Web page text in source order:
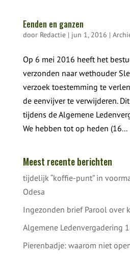
Eenden en ganzen
door Redactie| jun 1, 2016 |
Op 6 mei 2016 heeft het
verzonden naar wethouder
verzoek toestemming te
de eenvijver te verwijderen.
tijdens de Algemene
We hebben tot op heden (16...
Meest recente berichten
tijdelijk “koffie-punt” in
Odesa
Ingezonden brief Parool over
Algemene Ledenvergadering
Pierenbadje: waarom niet